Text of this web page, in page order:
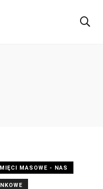
MASOWE - NAS